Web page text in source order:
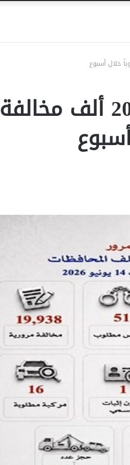
الكويت.. «المرور»: نحو 20 ألف مخالفة